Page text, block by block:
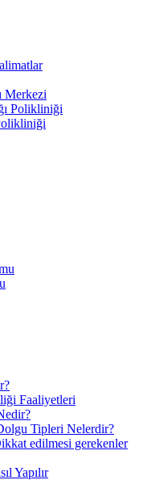
Merkezi
Polikliniği
Faaliyetleri
Tipleri Nelerdir?
edilmesi gerekenler
Yapılır